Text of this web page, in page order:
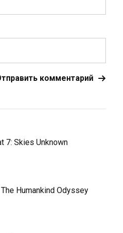
7: Skies Unknown
Humankind Odyssey